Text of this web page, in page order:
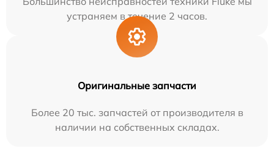
устраняем в течение 2 часов.
Оригинальные запчасти
Более 20 тыс. запчастей от производителя в
наличии на собственных складах.